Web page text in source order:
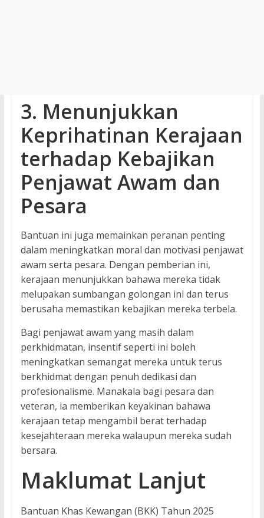
3. Menunjukkan
Keprihatinan Kerajaan
terhadap Kebajikan
Penjawat Awam dan
Pesara
Bantuan ini juga memainkan peranan penting
dalam meningkatkan moral dan motivasi penjawat
awam serta pesara. Dengan pemberian ini,
kerajaan menunjukkan bahawa mereka tidak
melupakan sumbangan golongan ini dan terus
berusaha memastikan kebajikan mereka terbela.
Bagi penjawat awam yang masih dalam
perkhidmatan, insentif seperti ini boleh
meningkatkan semangat mereka untuk terus
berkhidmat dengan penuh dedikasi dan
profesionalisme. Manakala bagi pesara dan
veteran, ia memberikan keyakinan bahawa
kerajaan tetap mengambil berat terhadap
kesejahteraan mereka walaupun mereka sudah
bersara.
Maklumat Lanjut
Bantuan Khas Kewangan (BKK) Tahun 2025